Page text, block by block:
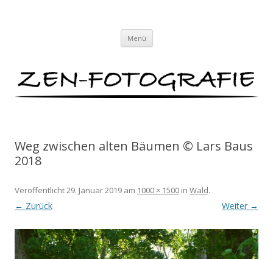
Menü Zum
springen
Weg zwischen alten Bäumen © Lars Baus
2018
Veröffentlicht29. Januar 2019 am 1000 × 1500 in Wald.
← Zurück Weiter →